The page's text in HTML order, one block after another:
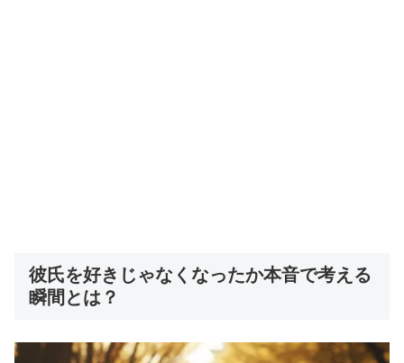
彼氏を好きじゃなくなったか本音で考える
瞬間とは？